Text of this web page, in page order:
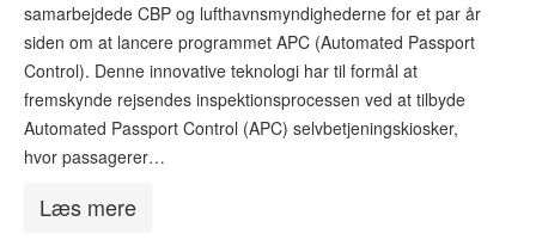
Artikler
Kontakt
samarbejdede CBP og lufthavnsmyndighederne for et par år
siden om at lancere programmet APC (Automated Passport
Control). Denne innovative teknologi har til formål at
fremskynde rejsendes inspektionsprocessen ved at tilbyde
Automated Passport Control (APC) selvbetjeningskiosker,
hvor passagerer…
Læs mere